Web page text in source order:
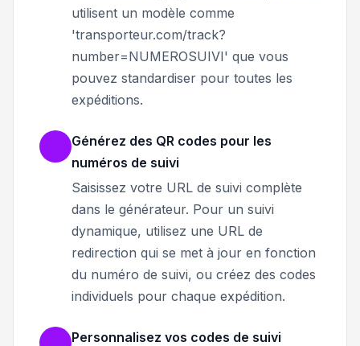
utilisent un modèle comme
'transporteur.com/track?
number=NUMEROSUIVI' que vous
pouvez standardiser pour toutes les
expéditions.
Générez des QR codes pour les
numéros de suivi
Saisissez votre URL de suivi complète
dans le générateur. Pour un suivi
dynamique, utilisez une URL de
redirection qui se met à jour en fonction
du numéro de suivi, ou créez des codes
individuels pour chaque expédition.
Personnalisez vos codes de suivi